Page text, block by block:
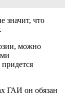
значит, что
можно
ГАИ он обязан